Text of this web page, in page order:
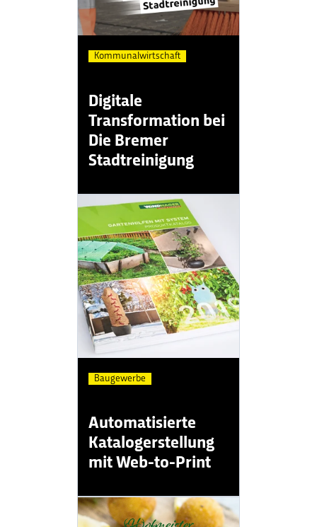
Kommunalwirtschaft
Digitale
Transformation bei
Die Bremer
Stadtreinigung
Baugewerbe
Automatisierte
Katalogerstellung
mit Web-to-Print